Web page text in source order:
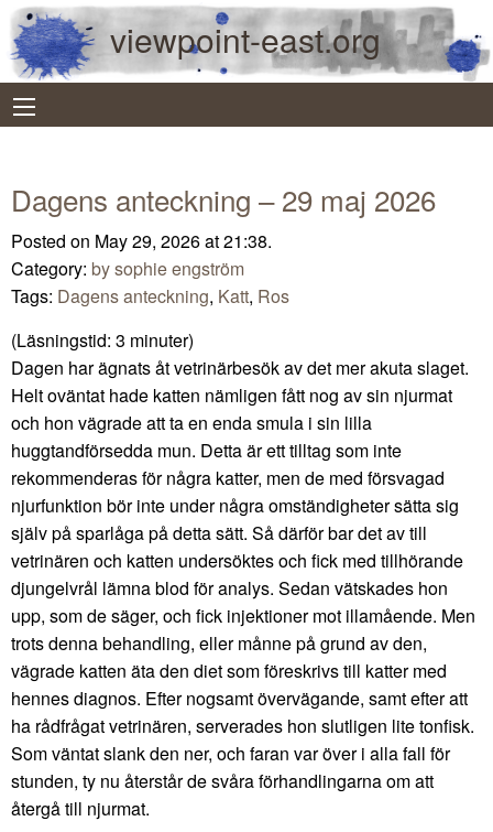
viewpoint-east.org
Dagens anteckning – 29 maj 2026
Posted on May 29, 2026 at 21:38.
Category: by sophie engström
Tags: Dagens anteckning, Katt, Ros
(Läsningstid: 3 minuter)
Dagen har ägnats åt vetrinärbesök av det mer akuta slaget.
Helt oväntat hade katten nämligen fått nog av sin njurmat
och hon vägrade att ta en enda smula i sin lilla
huggtandförsedda mun. Detta är ett tilltag som inte
rekommenderas för några katter, men de med försvagad
njurfunktion bör inte under några omständigheter sätta sig
själv på sparlåga på detta sätt. Så därför bar det av till
vetrinären och katten undersöktes och fick med tillhörande
djungelvrål lämna blod för analys. Sedan vätskades hon
upp, som de säger, och fick injektioner mot illamående. Men
trots denna behandling, eller månne på grund av den,
vägrade katten äta den diet som föreskrivs till katter med
hennes diagnos. Efter nogsamt övervägande, samt efter att
ha rådfrågat vetrinären, serverades hon slutligen lite tonfisk.
Som väntat slank den ner, och faran var över i alla fall för
stunden, ty nu återstår de svåra förhandlingarna om att
återgå till njurmat.